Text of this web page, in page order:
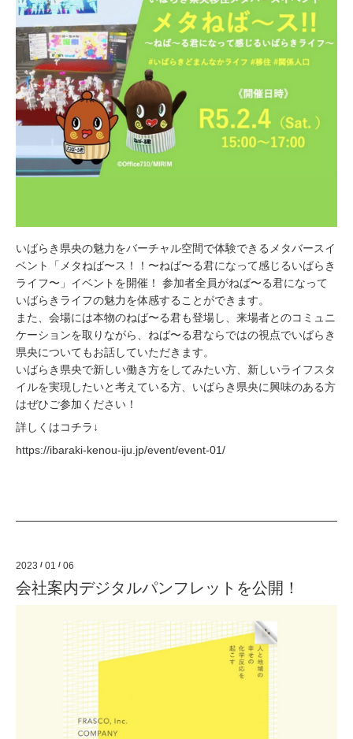
いばらき県央の魅力をバーチャル空間で体験できるメタバースイ
ベント「メタねば〜ス！！〜ねば〜る君になって感じるいばらき
ライフ〜」イベントを開催！ 参加者全員がねば〜る君になって
いばらきライフの魅力を体感することができます。
また、会場には本物のねば〜る君も登場し、来場者とのコミュニ
ケーションを取りながら、ねば〜る君ならではの視点でいばらき
県央についてもお話していただきます。
いばらき県央で新しい働き方をしてみたい方、新しいライフスタ
イルを実現したいと考えている方、いばらき県央に興味のある方
はぜひご参加ください！
詳しくはコチラ↓
https://ibaraki-kenou-iju.jp/event/event-01/
2023 / 01 / 06
会社案内デジタルパンフレットを公開！